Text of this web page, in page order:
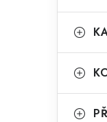
n
n
p
i